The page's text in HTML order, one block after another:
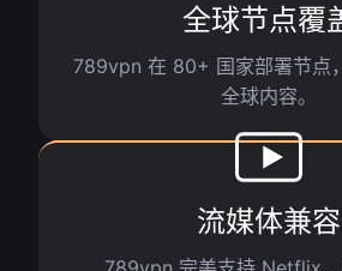
全球节点覆
789vpn 在 80+ 国家部署节点
全球内容。
流媒体兼容